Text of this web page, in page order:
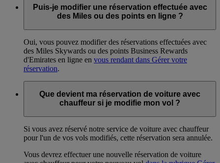
Puis-je modifier une réservation effectuée avec
des Miles ou des points en ligne ?
Oui, vous pouvez modifier des réservations effectuées avec
des Miles Skywards ou des points Business Rewards
d'Emirates en ligne en vous rendant dans Gérer votre
réservation.
Que devient ma réservation de voiture avec
chauffeur si je modifie mon vol ?
Si vous avez réservé notre service de voiture avec chauffeur
pour l'un de vos vols modifiés, cette réservation sera annulée.
Vous devrez effectuer une nouvelle réservation de voiture